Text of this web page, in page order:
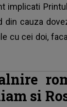
implicati
din cauza
cu cei doi,
si